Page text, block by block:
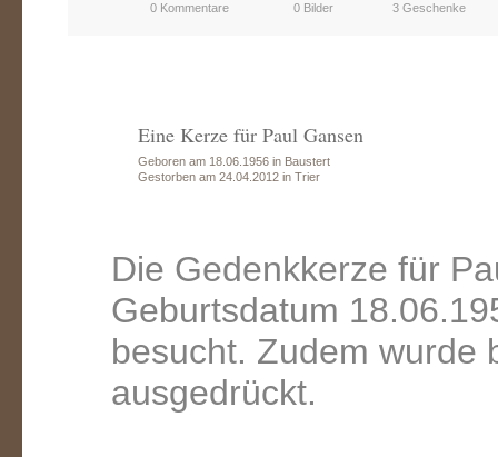
0 Kommentare 0 Bilder 3 Geschenke
Eine Kerze für Paul Gansen
Geboren am 18.06.1956 in Baustert
Gestorben am 24.04.2012 in Trier
Die Gedenkkerze für
Geburtsdatum
besucht. Zudem wurde
ausgedrückt.